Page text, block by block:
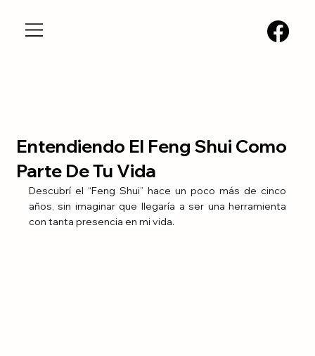
Entendiendo El Feng Shui Como
Parte De Tu Vida
Descubrí el “Feng Shui” hace un poco más de cinco
años, sin imaginar que llegaría a ser una herramienta
con tanta presencia en mi vida.